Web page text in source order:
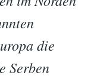
die
Serben